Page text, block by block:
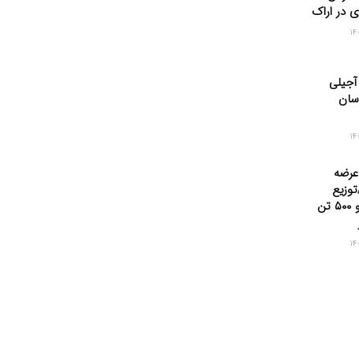
در اراک
روزانه هزار و ۵۰۰ تن